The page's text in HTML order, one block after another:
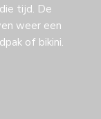
tijd. De
weer een
of bikini.